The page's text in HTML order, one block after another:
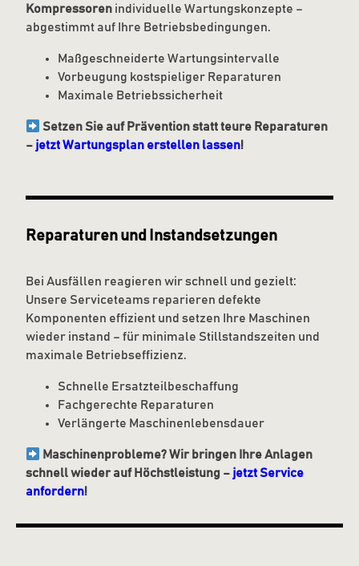
Kompressoren individuelle Wartungskonzepte –
abgestimmt auf Ihre Betriebsbedingungen.
Maßgeschneiderte Wartungsintervalle
Vorbeugung kostspieliger Reparaturen
Maximale Betriebssicherheit
Setzen Sie auf Prävention statt teure Reparaturen
– jetzt Wartungsplan erstellen lassen!
Reparaturen und Instandsetzungen
Bei Ausfällen reagieren wir schnell und gezielt:
Unsere Serviceteams reparieren defekte
Komponenten effizient und setzen Ihre Maschinen
wieder instand – für minimale Stillstandszeiten und
maximale Betriebseffizienz.
Schnelle Ersatzteilbeschaffung
Fachgerechte Reparaturen
Verlängerte Maschinenlebensdauer
Maschinenprobleme? Wir bringen Ihre Anlagen
schnell wieder auf Höchstleistung – jetzt Service
anfordern!